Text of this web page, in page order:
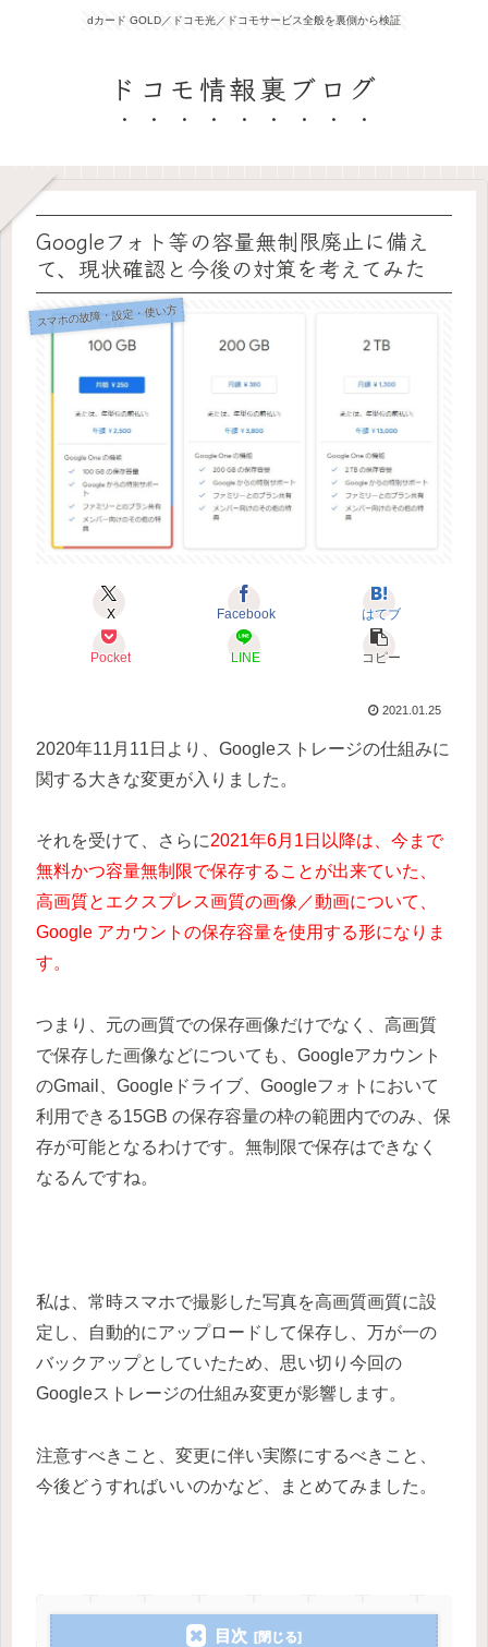
dカード GOLD／ドコモ光／ドコモサービス全般を裏側から検証
ドコモ情報裏ブログ
Googleフォト等の容量無制限廃止に備え
て、現状確認と今後の対策を考えてみた
スマホの故障・設定・使い方
X Facebook はてブ
Pocket LINE コピー
2021.01.25
2020年11月11日より、Googleストレージの仕組みに
関する大きな変更が入りました。
それを受けて、さらに2021年6月1日以降は、今まで
無料かつ容量無制限で保存することが出来ていた、
高画質とエクスプレス画質の画像／動画について、
Google アカウントの保存容量を使用する形になりま
す。
つまり、元の画質での保存画像だけでなく、高画質
で保存した画像などについても、Googleアカウント
のGmail、Googleドライブ、Googleフォトにおいて
利用できる15GB の保存容量の枠の範囲内でのみ、保
存が可能となるわけです。無制限で保存はできなく
なるんですね。
私は、常時スマホで撮影した写真を高画質画質に設
定し、自動的にアップロードして保存し、万が一の
バックアップとしていたため、思い切り今回の
Googleストレージの仕組み変更が影響します。
注意すべきこと、変更に伴い実際にするべきこと、
今後どうすればいいのかなど、まとめてみました。
目次